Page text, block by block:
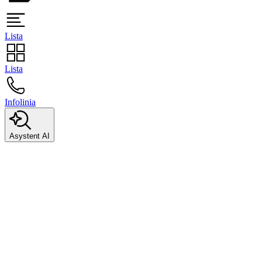
Lista
Lista
Infolinia
Asystent AI